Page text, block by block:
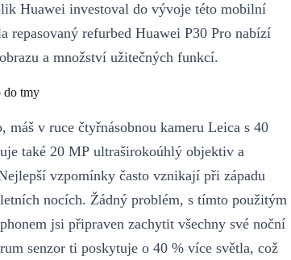
Huawei investoval do vývoje této mobilní
repasovaný refurbed Huawei P30 Pro nabízí
a množství užitečných funkcí.
do tmy
máš v ruce čtyřnásobnou kameru Leica s 40
také 20 MP ultraširokoúhlý objektiv a
vzpomínky často vznikají při západu
nocích. Žádný problém, s tímto použitým
jsi připraven zachytit všechny své noční
senzor ti poskytuje o 40 % více světla, což